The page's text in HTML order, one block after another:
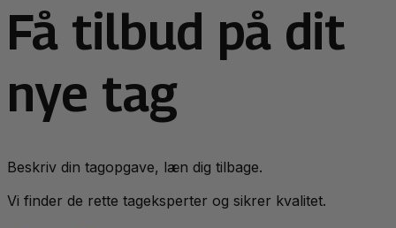
Få tilbud på dit
nye tag
Beskriv din tagopgave, læn dig tilbage.
Vi finder de rette tageksperter og sikrer kvalitet.